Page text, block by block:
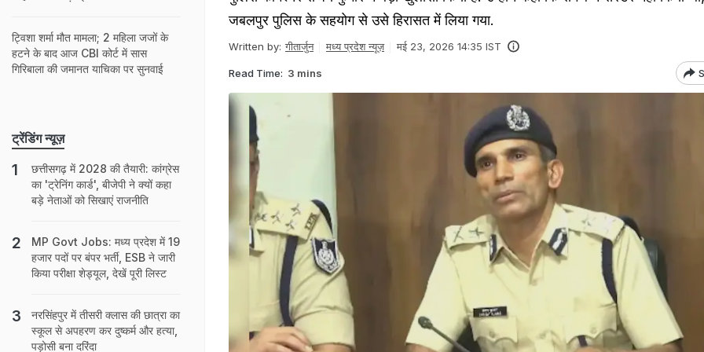
जबलपुर पुलिस के सहयोग से उसे हिरासत में लिया गया.
Written by: गीतार्जुन मध्य प्रदेश न्यूज़ मई 23, 2026 14:35 IST
Read Time: 3 mins
ट्विशा शर्मा मौत मामला; 2 महिला जजों के
हटने के बाद आज CBI कोर्ट में सास
गिरिबाला की जमानत याचिका पर सुनवाई
ट्रेंडिंग न्यूज़
छत्तीसगढ़ में 2028 की तैयारी: कांग्रेस
का 'ट्रेनिंग कार्ड', बीजेपी ने क्‍यों कहा
बड़े नेताओं को सिखाएं राजनीति
MP Govt Jobs: मध्य प्रदेश में 19
हजार पदों पर बंपर भर्ती, ESB ने जारी
किया परीक्षा शेड्यूल, देखें पूरी लिस्ट
नरसिंहपुर में तीसरी क्‍लास की छात्रा का
स्कूल से अपहरण कर दुष्कर्म और हत्या,
पड़ोसी बना दरिंदा